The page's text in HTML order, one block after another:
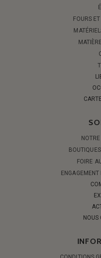
FOURS
FOIRE
NOUS